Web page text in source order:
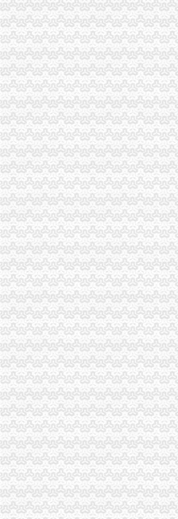
西永9号-房产楼市-重庆购物狂
西永火车站官网_西永火车站网上订
西永组团_中华文本库
西永火车站_互动百科
西永新闻网西永网|西永在线|西永热
西永或将迎来大好发展机遇|龙湖|拉|
【重庆西永】_重庆西永品牌/图片/
【西永9号】-重庆乐居
【重庆西永小区住家月嫂价格_找月
西永微电园：全球笔电生产基地还
【沙坪坝西永信息】赶集网
西永广场新资讯_赢商新闻
西永村_重庆市沙坪坝区西永街道西
【西永】
重庆西永_正版商业图片_昵图网
西永收费站公交_重庆西永收费站
【西永二居室|重庆二手房】-重庆房
【福西永】
西永综保区围网
【西永老街-西永二手房出售沙坪坝
重庆西永包装有限公司
重庆西永包装有限公司
西永将建欧洲城以后西永也有逛街
巴县西永乡敬老院
西永个人租房,重庆西永租房-重庆房